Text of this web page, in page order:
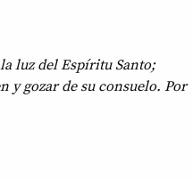
luz del Espíritu Santo;
y gozar de su consuelo. Por